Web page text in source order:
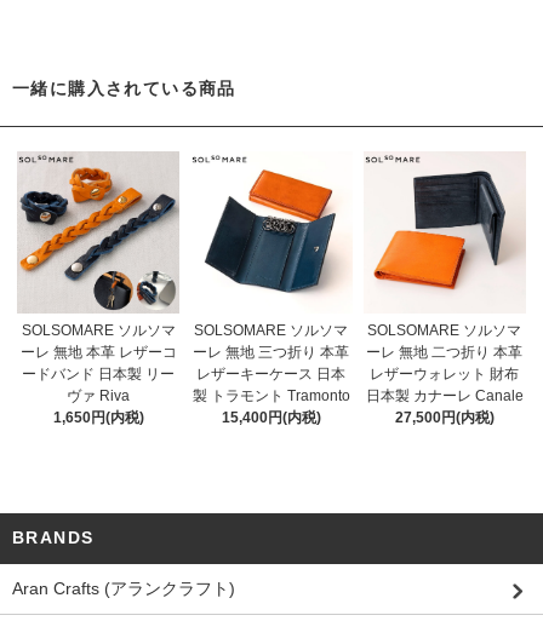
一緒に購入されている商品
SOLSOMARE ソルソマ
ーレ 無地 本革 レザーコ
ードバンド 日本製 リー
ヴァ Riva
1,650円(内税)
SOLSOMARE ソルソマ
ーレ 無地 三つ折り 本革
レザーキーケース 日本
製 トラモント Tramonto
15,400円(内税)
SOLSOMARE ソルソマ
ーレ 無地 二つ折り 本革
レザーウォレット 財布
日本製 カナーレ Canale
27,500円(内税)
BRANDS
Aran Crafts (アランクラフト)